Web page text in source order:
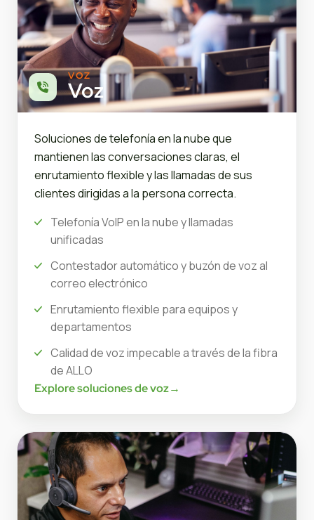
VOZ
Voz
Soluciones de telefonía en la nube que
mantienen las conversaciones claras, el
enrutamiento flexible y las llamadas de sus
clientes dirigidas a la persona correcta.
Telefonía VoIP en la nube y llamadas
unificadas
Contestador automático y buzón de voz al
correo electrónico
Enrutamiento flexible para equipos y
departamentos
Calidad de voz impecable a través de la fibra
de ALLO
Explore soluciones de voz→